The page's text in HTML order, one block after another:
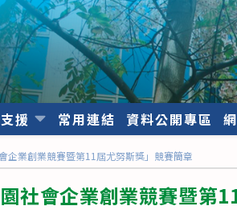
援 常用連結 資料公開專區
企業創業競賽暨第11屆尤努斯獎」競賽簡章
社會企業創業競賽暨第